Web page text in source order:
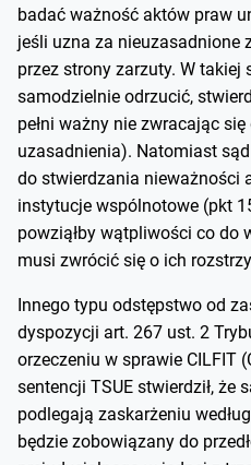
badać ważność aktów praw
jeśli uzna za nieuzasadnione
przez strony zarzuty. W takiej
samodzielnie odrzucić,
pełni ważny nie zwracając
uzasadnienia). Natomiast
do stwierdzania nieważności
instytucje wspólnotowe (pkt
powziąłby wątpliwości co do
musi zwrócić się o ich
Innego typu odstępstwo od
dyspozycji art. 267 ust. 2
orzeczeniu w sprawie CILFIT
sentencji TSUE stwierdził, że
podlegają zaskarżeniu
będzie zobowiązany do